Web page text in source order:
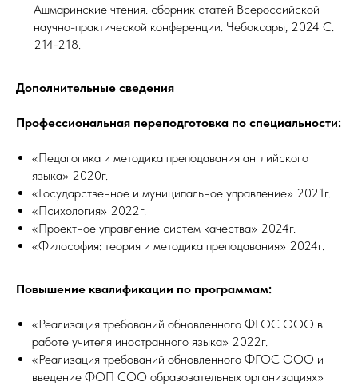
Ашмаринские чтения. сборник статей Всероссийской
научно-практической конференции. Чебоксары, 2024 С.
214-218.
Дополнительные сведения
Профессиональная переподготовка по специальности:
«Педагогика и методика преподавания английского
языка» 2020г.
«Государственное и муниципальное управление» 2021г.
«Психология» 2022г.
«Проектное управление систем качества» 2024г.
«Философия: теория и методика преподавания» 2024г.
Повышение квалификации по программам:
«Реализация требований обновленного ФГОС ООО в
работе учителя иностранного языка» 2022г.
«Реализация требований обновленного ФГОС ООО и
введение ФОП СОО образовательных организациях»